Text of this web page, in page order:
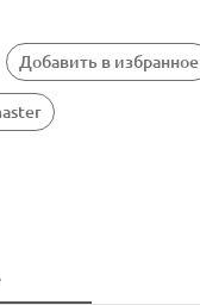
Добавить в избранное